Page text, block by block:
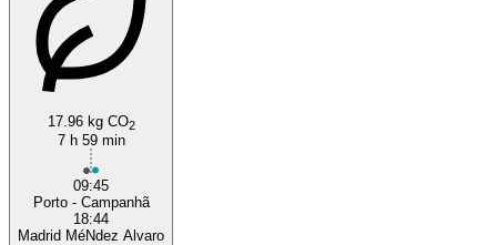
17.96 kg CO2
7 h 59 min
09:45
Porto - Campanhã
18:44
Madrid MéNdez Alvaro